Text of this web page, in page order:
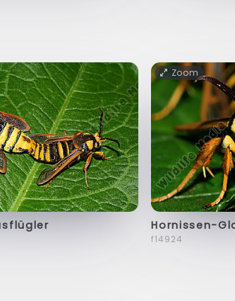
Zoom
Hornissen-
f14924